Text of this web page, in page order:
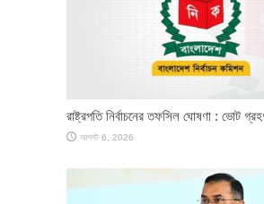
রাষ্ট্রপতি নির্বাচনের তফসিল ঘোষণা : ভোট
আগস্ট 6, 2026